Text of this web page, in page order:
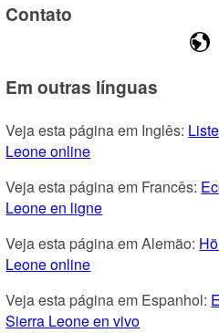
Contato
Em outras línguas
Veja esta página em Inglês:
Leone online
Veja esta página em Francês:
Leone en ligne
Veja esta página em Alemão:
Leone online
Veja esta página em Espanhol:
Sierra Leone en vivo